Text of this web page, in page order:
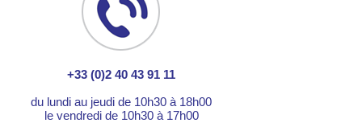
+33 (0)2 40 43 91 11
du lundi au jeudi de 10h30 à 18h00
le vendredi de 10h30 à 17h00